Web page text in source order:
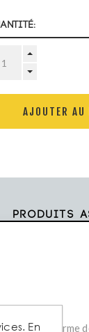
AJOUTER AU
Produits
acier en forme
En